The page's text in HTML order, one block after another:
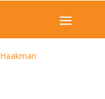
Haakman